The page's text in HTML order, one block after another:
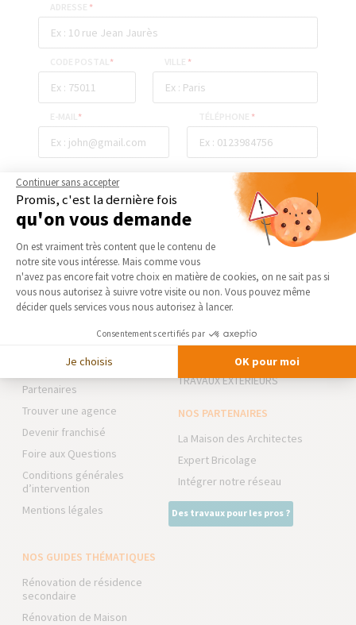
*
* *
* *
ENVOYER
AGENCE DE LILLE-NORD
Notre charte qualité
Partenaires
Trouver une agence
Devenir franchisé
Foire aux Questions
Conditions générales
d’intervention
Mentions légales
NOS DOMAINES
D’INTERVENTION
EXTENSION
RÉNOVATION INTÉRIEURE
TRAVAUX EXTÉRIEURS
NOS PARTENAIRES
La Maison des Architectes
Expert Bricolage
Intégrer notre réseau
Des travaux pour les pros ?
NOS GUIDES THÉMATIQUES
Rénovation de résidence
secondaire
Rénovation de Maison
Continuer sans accepter
Promis, c'est la dernière fois
qu'on vous demande
Plateforme de Gestion du
On est vraiment très content que le contenu de
notre site vous intéresse. Mais comme vous
n'avez pas encore fait votre choix en matière de cookies, on ne sait pas si
vous nous autorisez à suivre votre visite ou non. Vous pouvez même
décider quels services vous nous autorisez à lancer.
Consentements certifiés par
Je choisis OK pour moi
Axeptio consent